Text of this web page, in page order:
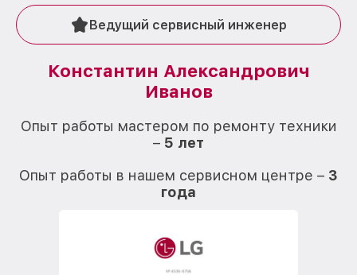
Ведущий сервисный инженер
Константин Александрович
Иванов
Опыт работы мастером по ремонту техники
– 5 лет
Опыт работы в нашем сервисном центре – 3
года